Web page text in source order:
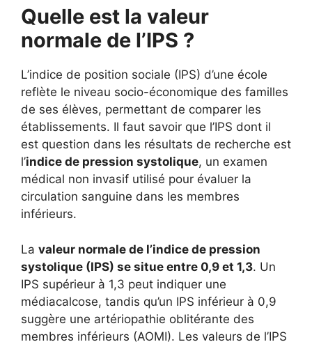
Quelle est la valeur
normale de l’IPS ?
L’indice de position sociale (IPS) d’une école
reflète le niveau socio-économique des familles
de ses élèves, permettant de comparer les
établissements. Il faut savoir que l’IPS dont il
est question dans les résultats de recherche est
l’indice de pression systolique, un examen
médical non invasif utilisé pour évaluer la
circulation sanguine dans les membres
inférieurs.
La valeur normale de l’indice de pression
systolique (IPS) se situe entre 0,9 et 1,3. Un
IPS supérieur à 1,3 peut indiquer une
médiacalcose, tandis qu’un IPS inférieur à 0,9
suggère une artériopathie oblitérante des
membres inférieurs (AOMI). Les valeurs de l’IPS